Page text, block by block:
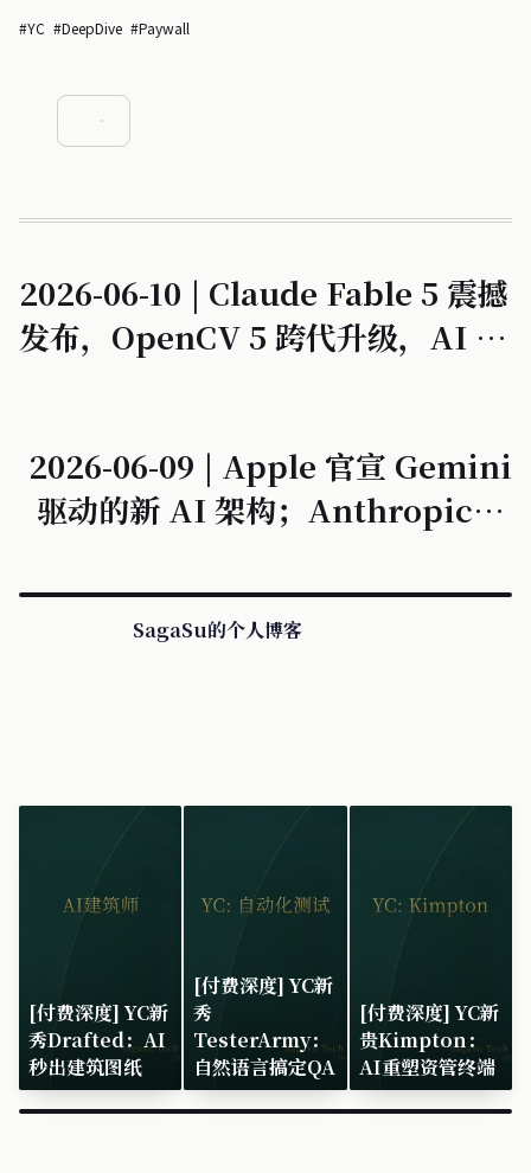
#YC #DeepDive #Paywall
2026-06-10 | Claude Fable 5 震撼
发布，OpenCV 5 跨代升级，AI 编
2026-06-09 | Apple 官宣 Gemini
驱动的新 AI 架构；Anthropic 估
SagaSu的个人博客
[付费深度] YC新
秀Drafted：AI
秒出建筑图纸
[付费深度] YC新
秀
TesterArmy：
自然语言搞定QA
[付费深度] YC新
贵Kimpton：
AI重塑资管终端